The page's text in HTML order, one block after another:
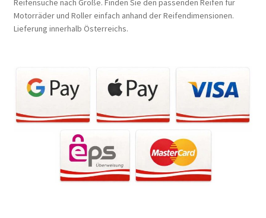
Reifensuche nach Größe. Finden Sie den passenden Reifen für
Motorräder und Roller einfach anhand der Reifendimensionen.
Lieferung innerhalb Österreichs.